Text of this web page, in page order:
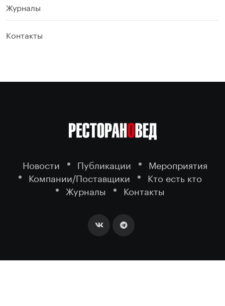
Журналы
Контакты
Новости Публикации
Мероприятия
Компании/Поставщики
Кто есть кто
Журналы
Контакты